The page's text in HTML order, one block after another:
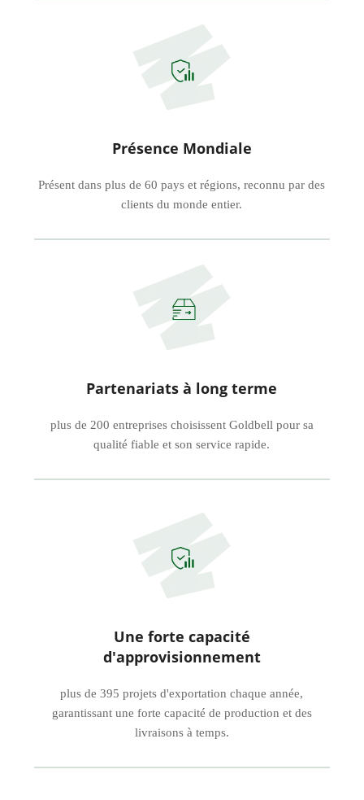
Présence Mondiale
Présent dans plus de 60 pays et régions, reconnu par des
clients du monde entier.
Partenariats à long terme
plus de 200 entreprises choisissent Goldbell pour sa
qualité fiable et son service rapide.
Une forte capacité
d'approvisionnement
plus de 395 projets d'exportation chaque année,
garantissant une forte capacité de production et des
livraisons à temps.